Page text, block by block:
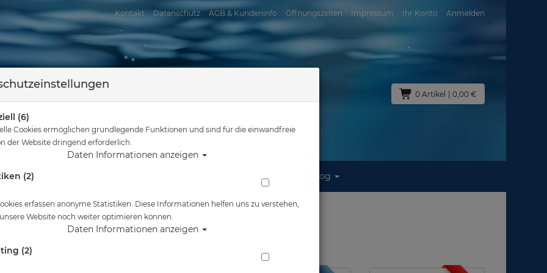
Kontakt Datenschutz AGB & Kundeninfo Öffnungszeiten Impressum Ihr Konto Anmelden
0 Artikel | 0,00 €
Reisen Blog
Sie sind hier Schnorcheln Taschen - Rucksäcke - Drybags
- Rucksäcke - Drybags
:
(6)
Cookies ermöglichen grundlegende Funktionen und sind für die einwandfreie
der Website dringend erforderlich.
Daten Informationen anzeigen
(2)
erfassen anonyme Statistiken. Diese Informationen helfen uns zu verstehen,
Website noch weiter optimieren können.
Daten Informationen anzeigen
(2)